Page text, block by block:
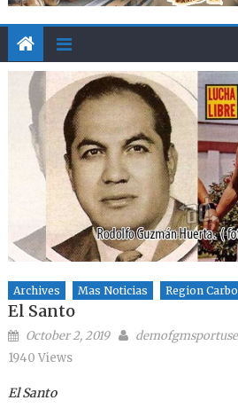
Archives Mas Noticias Region
El Santo
Posted on
October 2, 2019 Author
1940 Views
El Santo